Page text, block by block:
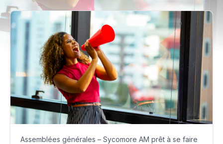
Assemblées générales – Sycomore AM prêt à se faire